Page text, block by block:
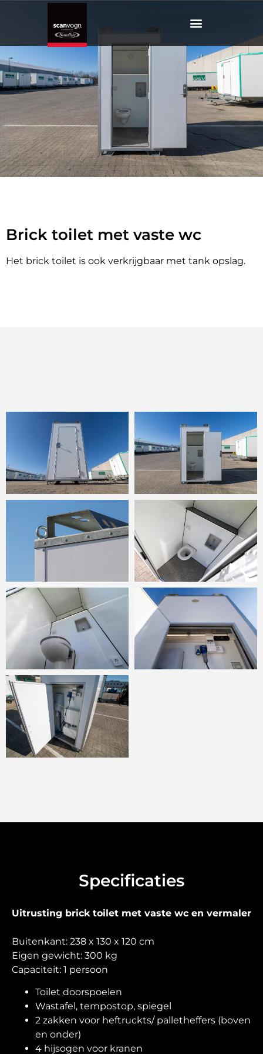
Brick toilet met vaste wc
Het brick toilet is ook verkrijgbaar met tank opslag.
Specificaties
Uitrusting brick toilet met vaste wc en vermaler
Buitenkant: 238 x 130 x 120 cm
Eigen gewicht: 300 kg
Capaciteit: 1 persoon
Toilet doorspoelen
Wastafel, tempostop, spiegel
2 zakken voor heftruckts/ palletheffers (boven
en onder)
4 hijsogen voor kranen